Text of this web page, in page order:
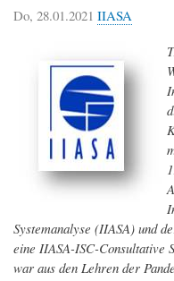
Do, 28.01.2021 IIASA
Systemanalyse (IIASA) und
eine IIASA-ISC-Consultative
war aus den Lehren der